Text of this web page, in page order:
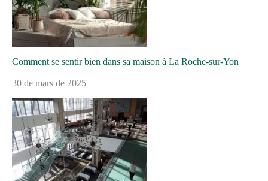
Comment se sentir bien dans sa maison à La Roche-sur-Yon
30 de mars de 2025